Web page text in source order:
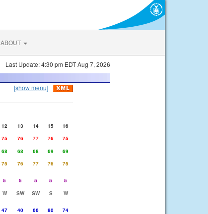
ABOUT
Last Update: 4:30 pm EDT Aug 7, 2026
[show menu]
12 13 14 15
16
75 76 77 76
75
68 68 68 69
69
75 76 77 76
75
5 5 5 5
5
W SW SW S
W
47 40 66 80
74